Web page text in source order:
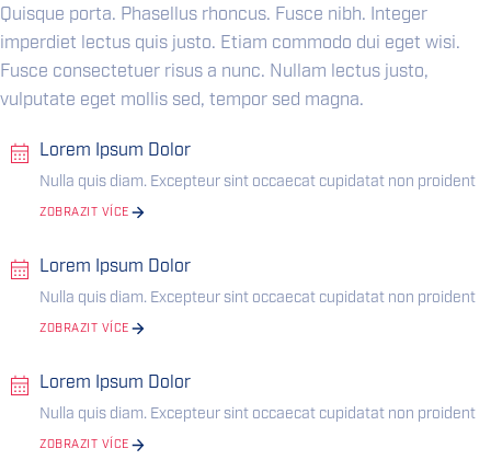
Quisque porta. Phasellus rhoncus. Fusce nibh. Integer
imperdiet lectus quis justo. Etiam commodo dui eget wisi.
Fusce consectetuer risus a nunc. Nullam lectus justo,
vulputate eget mollis sed, tempor sed magna.
Lorem Ipsum Dolor
Nulla quis diam. Excepteur sint occaecat cupidatat non proident
ZOBRAZIT VÍCE
Lorem Ipsum Dolor
Nulla quis diam. Excepteur sint occaecat cupidatat non proident
ZOBRAZIT VÍCE
Lorem Ipsum Dolor
Nulla quis diam. Excepteur sint occaecat cupidatat non proident
ZOBRAZIT VÍCE